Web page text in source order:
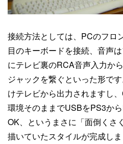
接続方法としては、PCのフロ
目のキーボードを接続、音声
にテレビ裏のRCA音声入力か
ジャックを繋ぐといった形で
けテレビから出力されますし
環境そのままでUSBをPS3か
OK、というまさに「面倒くさ
描いていたスタイルが完成し